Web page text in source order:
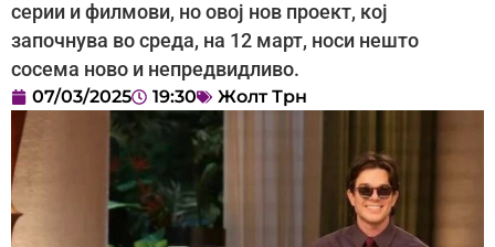
серии и филмови, но овој нов проект, кој
започнува во среда, на 12 март, носи нешто
сосема ново и непредвидливо.
07/03/2025 19:30 Жолт Трн